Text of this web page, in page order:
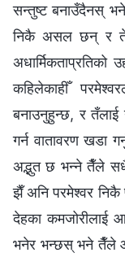
सन्तुष्ट बनाउँदैनस्
निकै असल छन् र तेरो
कहिलेकाहीँ
बनाउनुहुन्छ, र तँलाई
गर्न वातावरण खडा
अद्भुत छ भन्ने तैँले
झैँ अनि परमेश्‍वर निकै
देहका कमजोरीलाई
भनेर भन्छस् भने तैँले